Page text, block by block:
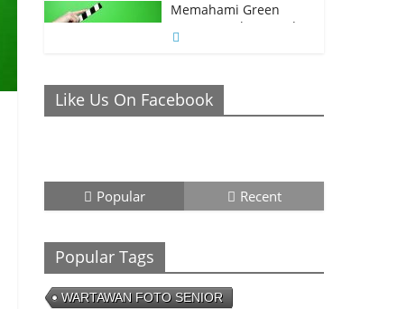
Memahami Green
Screen, Back Ground
Netral yang Bisa
26/01/2023 - 21:04 0 Comments
Messi Diprediksi
Pecahkan Rekor Cetak
26/01/2023 - 16:28
Like Us On Facebook
Popular Recent
Popular Tags
WARTAWAN FOTO SENIOR